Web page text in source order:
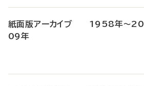
紙面版アーカイブ 1958年～20
09年